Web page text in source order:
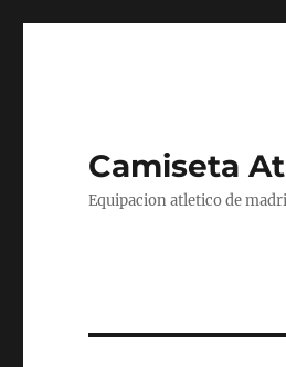
Camiseta
Equipacion atletico de